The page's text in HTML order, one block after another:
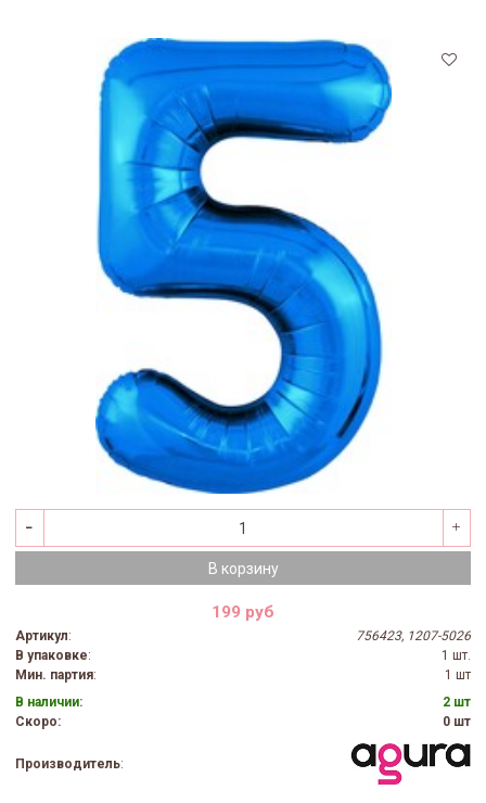
В корзину
199 руб
Артикул:
756423, 1207-5026
В упаковке:
1 шт.
Мин. партия:
1 шт
В наличии:
2 шт
Скоро:
0 шт
Производитель: